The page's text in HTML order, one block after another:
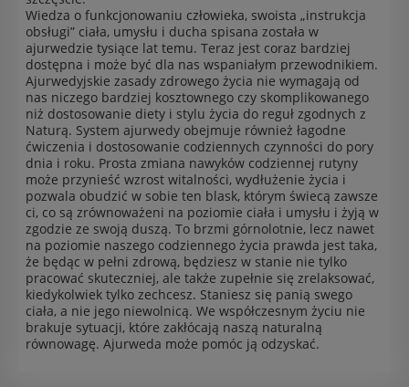
Wiedza o funkcjonowaniu człowieka, swoista „instrukcja
obsługi” ciała, umysłu i ducha spisana została w
ajurwedzie tysiące lat temu. Teraz jest coraz bardziej
dostępna i może być dla nas wspaniałym przewodnikiem.
Ajurwedyjskie zasady zdrowego życia nie wymagają od
nas niczego bardziej kosztownego czy skomplikowanego
niż dostosowanie diety i stylu życia do reguł zgodnych z
Naturą. System ajurwedy obejmuje również łagodne
ćwiczenia i dostosowanie codziennych czynności do pory
dnia i roku. Prosta zmiana nawyków codziennej rutyny
może przynieść wzrost witalności, wydłużenie życia i
pozwala obudzić w sobie ten blask, którym świecą zawsze
ci, co są zrównoważeni na poziomie ciała i umysłu i żyją w
zgodzie ze swoją duszą. To brzmi górnolotnie, lecz nawet
na poziomie naszego codziennego życia prawda jest taka,
że będąc w pełni zdrową, będziesz w stanie nie tylko
pracować skuteczniej, ale także zupełnie się zrelaksować,
kiedykolwiek tylko zechcesz. Staniesz się panią swego
ciała, a nie jego niewolnicą. We współczesnym życiu nie
brakuje sytuacji, które zakłócają naszą naturalną
równowagę. Ajurweda może pomóc ją odzyskać.